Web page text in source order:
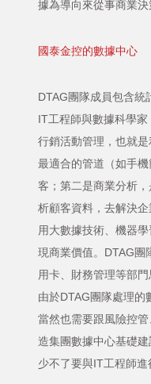
據為導向來從事商業決
國泰金控的數據中心
DTAG團隊成員包含統
IT工程師與數據科學
行銷活動管理，也就
最適合的管道（如手
客；第二是商業分析
析顧客資料，去解決
用大數據技術、機器
現商業價值。DTAG團
用卡、財務管理等部
由於DTAG團隊處理的
當然也需要跟風險控
造集團數據中心基礎
少不了要與IT工程師進